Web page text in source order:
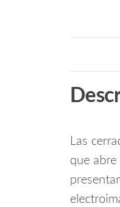
Las
que abre